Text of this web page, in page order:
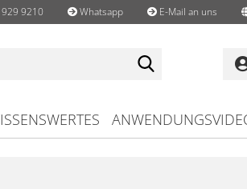
9210 Whatsapp E-Mail an uns